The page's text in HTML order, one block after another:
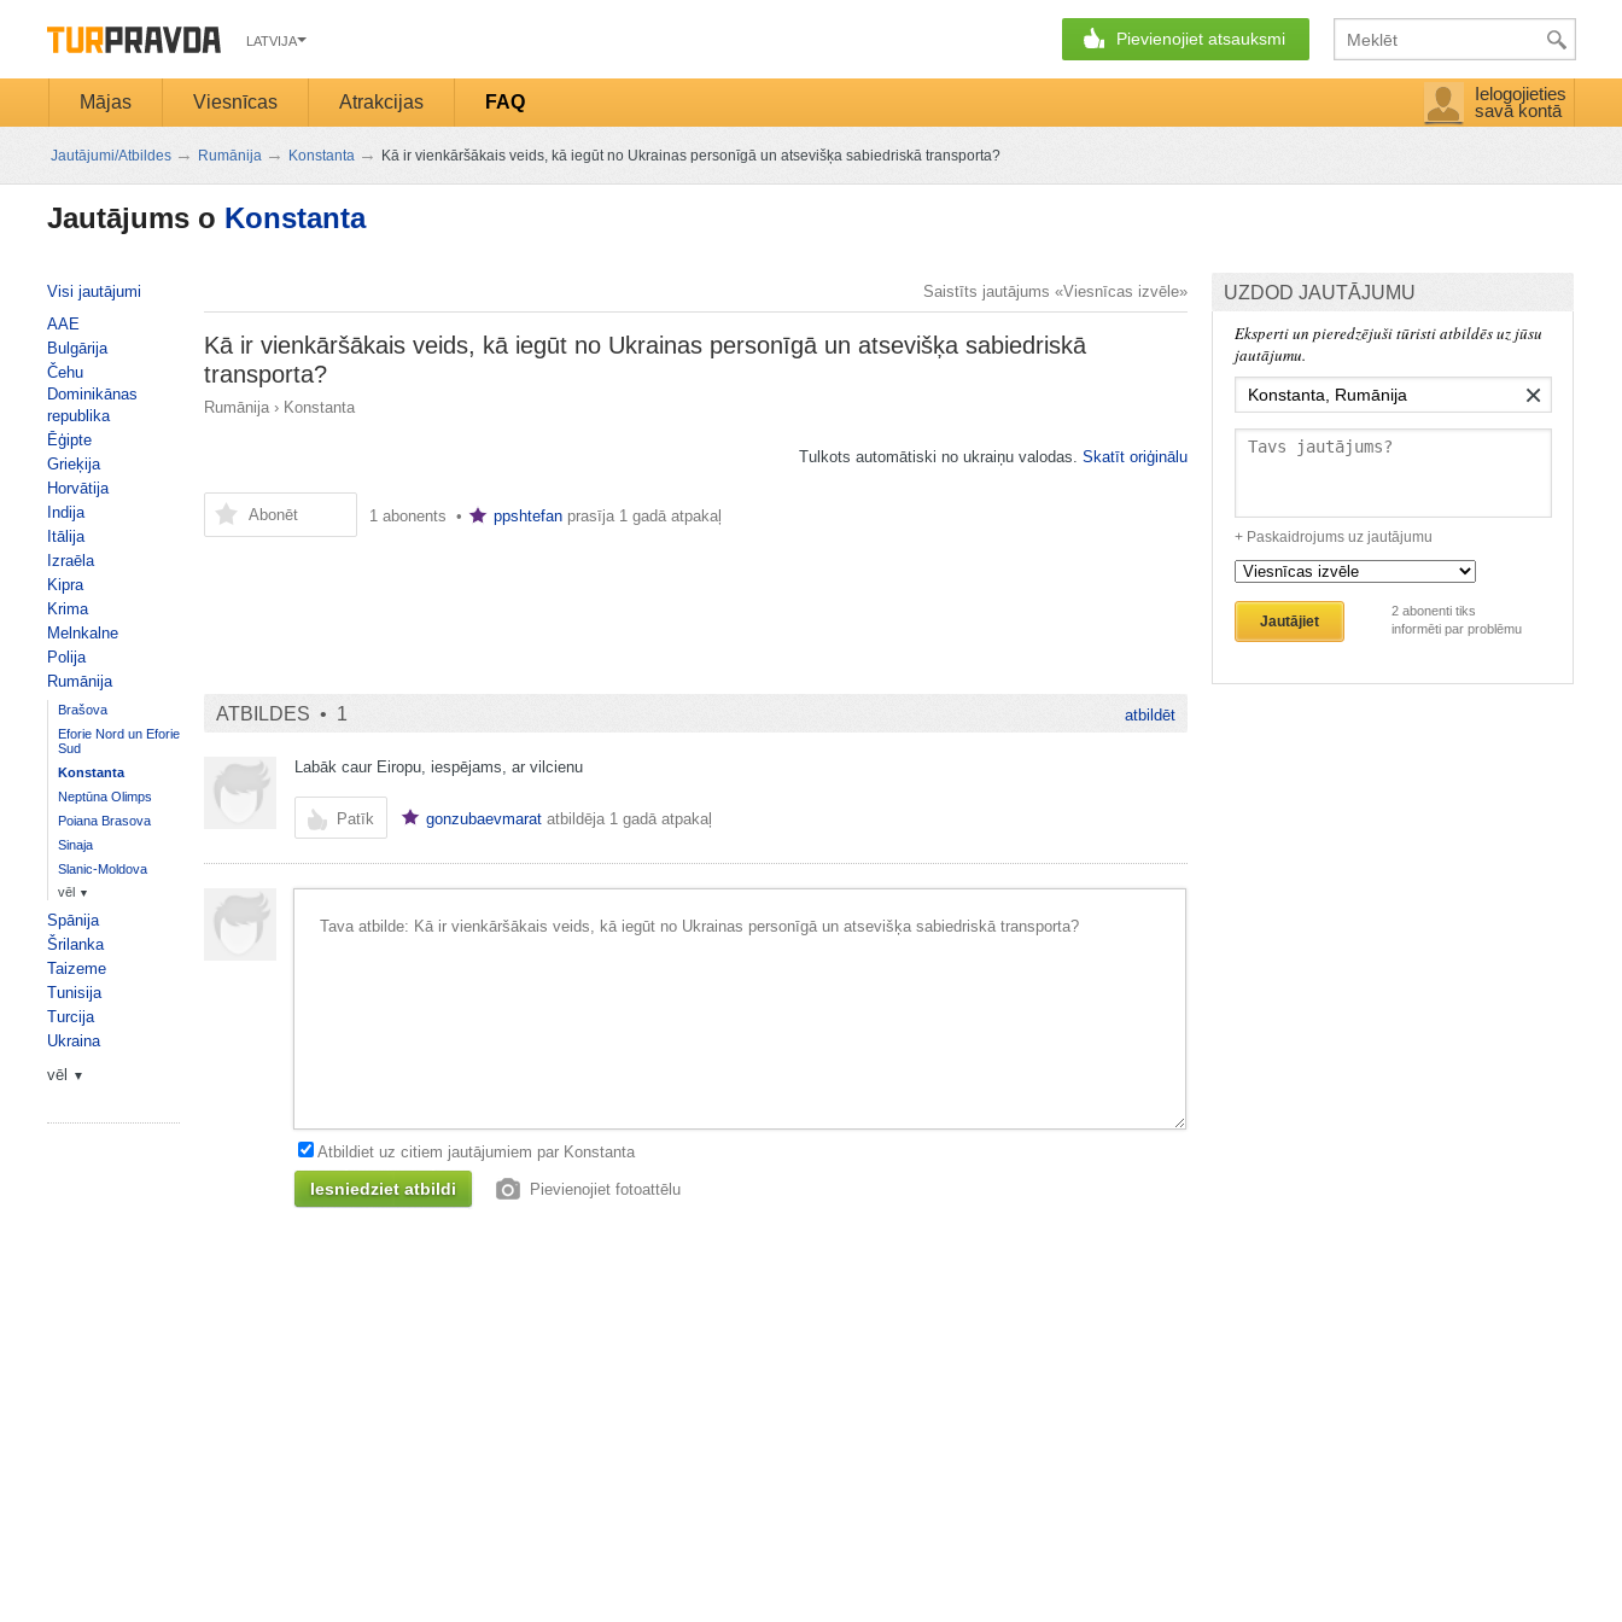
LATVIJA Pievienojiet atsauksmi
Mājas Viesnīcas Atrakcijas FAQ
Ielogojieties
savā kontā
Jautājumi/Atbildes → Rumānija → Konstanta → Kā ir vienkāršākais veids, kā iegūt no Ukrainas personīgā un atsevišķa sabiedriskā transporta?
Jautājums o Konstanta
UZDOD JAUTĀJUMU
Eksperti un pieredzējuši tūristi atbildēs uz jūsu
jautājumu.
×
+ Paskaidrojums uz jautājumu
Jautājiet
2abonenti tiks
informēti par problēmu
Saistīts jautājums «Viesnīcas izvēle»
Kā ir vienkāršākais veids, kā iegūt no Ukrainas personīgā un atsevišķa sabiedriskā
transporta?
Rumānija› Konstanta
Tulkots automātiski no ukraiņu valodas. Skatīt oriģinālu
Abonēt 1 abonents • ppshtefan prasīja 1 gadā atpakaļ
ATBILDES • 1 atbildēt
Labāk caur Eiropu, iespējams, ar vilcienu
Patīk gonzubaevmaratatbildēja 1 gadā atpakaļ
Atbildiet uz citiem jautājumiem par Konstanta
Pievienojiet fotoattēlu
Visi jautājumi
AAE
Bulgārija
Čehu
Dominikānas
republika
Ēģipte
Grieķija
Horvātija
Indija
Itālija
Izraēla
Kipra
Krima
Melnkalne
Polija
Rumānija
Brašova
Eforie Nord un Eforie
Sud
Konstanta
Neptūna Olimps
Poiana Brasova
Sinaja
Slanic-Moldova
vēl ▼
Spānija
Šrilanka
Taizeme
Tunisija
Turcija
Ukraina
vēl
▼